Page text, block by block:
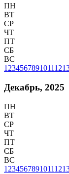
ПН
ВТ
СР
ЧТ
ПТ
СБ
ВС
1 23456789101112
Декабрь, 2025
ПН
ВТ
СР
ЧТ
ПТ
СБ
ВС
1 23456789101112